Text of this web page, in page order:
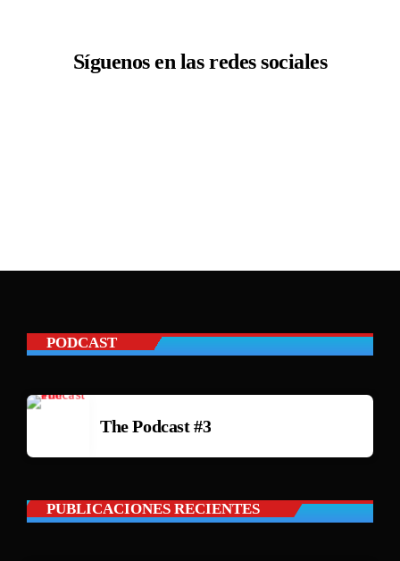
Síguenos en las redes sociales
PODCAST
The Podcast #3
PUBLICACIONES RECIENTES